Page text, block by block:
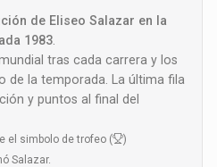
de Eliseo Salazar en la
1983
tras cada carrera y los
de la temporada. La última fila
y puntos al final del
el simbolo de trofeo (
)
Salazar.